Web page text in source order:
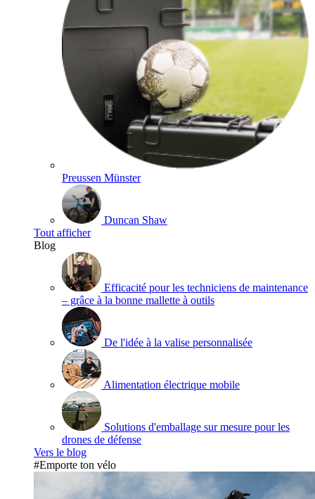
Preussen Münster
Duncan Shaw
Tout afficher
Blog
Efficacité pour les techniciens de maintenance
– grâce à la bonne mallette à outils
De l'idée à la valise personnalisée
Alimentation électrique mobile
Solutions d'emballage sur mesure pour les
drones de défense
Vers le blog
#Emporte ton vélo